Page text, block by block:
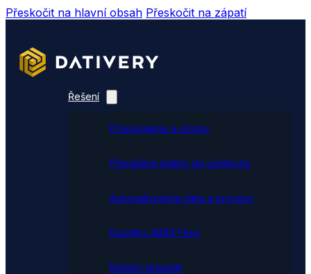
Přeskočit na hlavní obsah Přeskočit na zápatí
Řešení
Propojujeme e-shopy
Přenášíme platby do účetnictví
Automatizujeme data a procesy
Doplňky ABRA Flexi
Mobilní skladník